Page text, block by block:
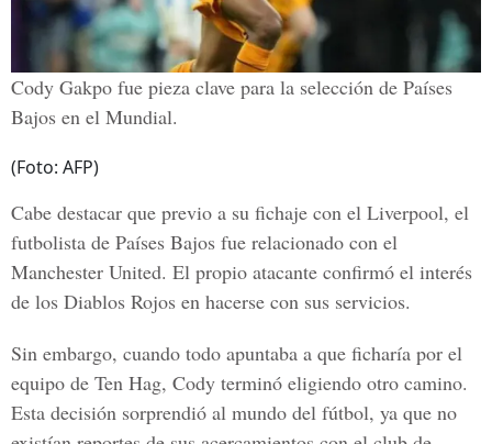
Cody Gakpo fue pieza clave para la selección de Países
Bajos en el Mundial.
(Foto: AFP)
Cabe destacar que previo a su fichaje con el Liverpool, el
futbolista de Países Bajos fue relacionado con el
Manchester United. El propio atacante confirmó el interés
de los Diablos Rojos en hacerse con sus servicios.
Sin embargo, cuando todo apuntaba a que ficharía por el
equipo de Ten Hag, Cody terminó eligiendo otro camino.
Esta decisión sorprendió al mundo del fútbol, ya que no